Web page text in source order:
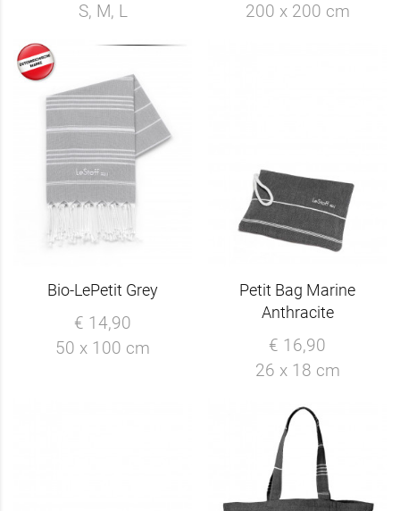
S, M, L
200 x 200 cm
Bio-LePetit Grey
€ 14,90
50 x 100 cm
Petit Bag Marine
Anthracite
€ 16,90
26 x 18 cm